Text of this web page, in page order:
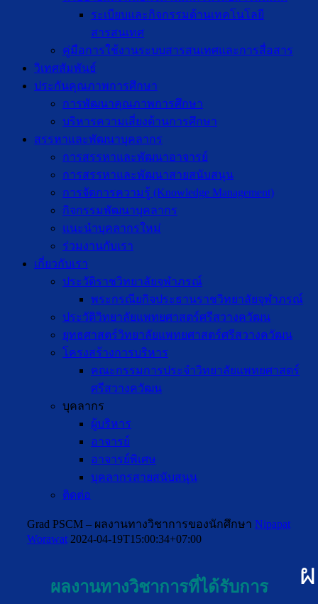
ระเบียบและกิจกรรมด้านเทคโนโลยี
สารสนเทศ
คู่มือการใช้งานระบบสารสนเทศและการสื่อสาร
วิเทศสัมพันธ์
ประกันคุณภาพการศึกษา
การพัฒนาคุณภาพการศึกษา
บริหารความเสี่ยงด้านการศึกษา
สรรหาและพัฒนาบุคลากร
การสรรหาและพัฒนาอาจารย์
การสรรหาและพัฒนาสายสนับสนุน
การจัดการความรู้ (Knowledge Management)
กิจกรรมพัฒนาบุคลากร
แนะนำบุคลากรใหม่
ร่วมงานกับเรา
เกี่ยวกับเรา
ประวัติราชวิทยาลัยจุฬาภรณ์
พระกรณียกิจประธานราชวิทยาลัยจุฬาภรณ์
ประวัติวิทยาลัยแพทยศาสตร์ศรีสวางควัฒน
ยุทธศาสตร์วิทยาลัยแพทยศาสตร์ศรีสวางควัฒน
โครงสร้างการบริหาร
คณะกรรมการประจำวิทยาลัยแพทยศาสตร์
ศรีสวางควัฒน
บุคลากร
ผู้บริหาร
อาจารย์
อาจารย์พิเศษ
บุคลากรสายสนับสนุน
ติดต่อ
Grad PSCM – ผลงานทางวิชาการของนักศึกษา Nipapat
Worawat 2024-04-19T15:00:34+07:00
ผลงานทางวิชาการที่ได้รับการ